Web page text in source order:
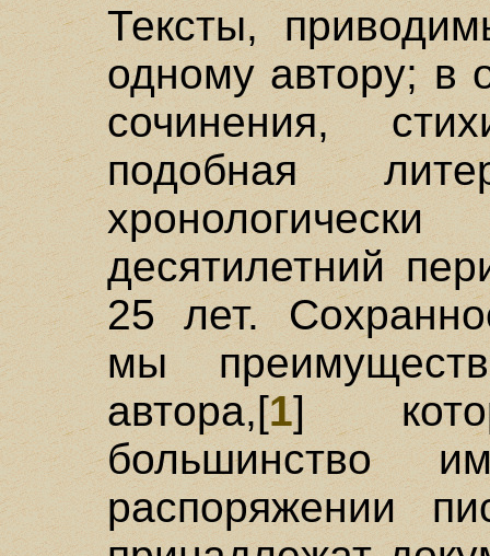
Тексты,
одному автору; в
сочинения,
подобная
десятилетний
25 лет.
мы
автора,[1]
большинство
распоряжении